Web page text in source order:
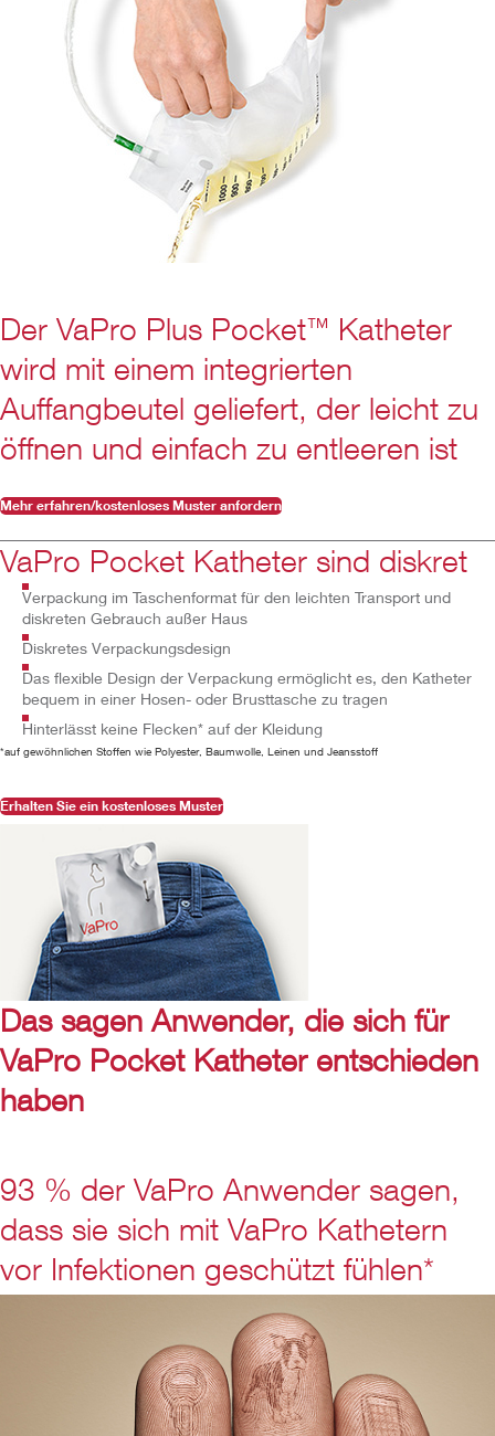
Der VaPro Plus Pocket™ Katheter
wird mit einem integrierten
Auffangbeutel geliefert, der leicht zu
öffnen und einfach zu entleeren ist
Mehr erfahren/kostenloses Muster anfordern
VaPro Pocket Katheter sind diskret
Verpackung im Taschenformat für den leichten Transport und
diskreten Gebrauch außer Haus
Diskretes Verpackungsdesign
Das flexible Design der Verpackung ermöglicht es, den Katheter
bequem in einer Hosen- oder Brusttasche zu tragen
Hinterlässt keine Flecken* auf der Kleidung
*auf gewöhnlichen Stoffen wie Polyester, Baumwolle, Leinen und Jeansstoff
Erhalten Sie ein kostenloses Muster
Das sagen Anwender, die sich für
VaPro Pocket Katheter entschieden
haben
Play
93 % der VaPro Anwender sagen,
dass sie sich mit VaPro Kathetern
vor Infektionen geschützt fühlen*